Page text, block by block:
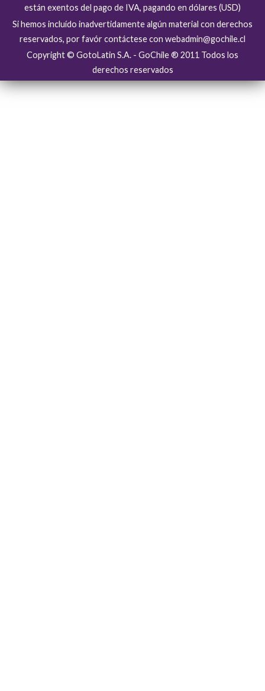
están exentos del pago de IVA, pagando en dólares (USD)
Si hemos incluído inadvertidamente algún material con derechos
reservados, por favór contáctese con webadmin@gochile.cl
Copyright © GotoLatin S.A. - GoChile ® 2011 Todos los
derechos reservados